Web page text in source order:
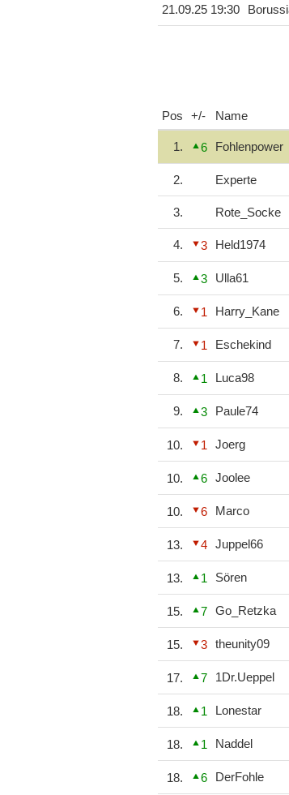
21.09.25 19:30
Pos +/- Name
1. 6 Fohlenpower
2. Experte
3. Rote_Socke
4. 3 Held1974
5. 3 Ulla61
6. 1 Harry_Kane
7. 1 Eschekind
8. 1 Luca98
9. 3 Paule74
10. 1 Joerg
10. 6 Joolee
10. 6 Marco
13. 4 Juppel66
13. 1 Sören
15. 7 Go_Retzka
15. 3 theunity09
17. 7 1Dr.Ueppel
18. 1 Lonestar
18. 1 Naddel
18. 6 DerFohle